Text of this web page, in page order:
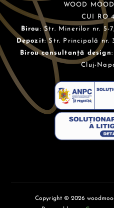
WOOD
CUI RO
Birou : Str. Minerilor nr. 5-
Depozit: Str. Principală nr.
Birou consultanță design
Cluj-
Copyright © 2026